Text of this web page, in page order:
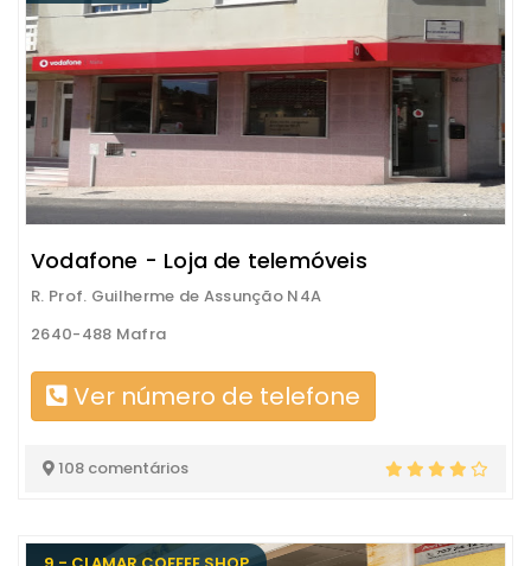
Vodafone - Loja de telemóveis
R. Prof. Guilherme de Assunção N4A
2640-488 Mafra
Ver número de telefone
108 comentários